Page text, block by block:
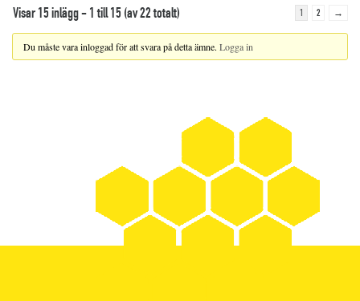
Visar 15 inlägg - 1 till 15 (av 22 totalt) 1 2 →
Du måste vara inloggad för att svara på detta ämne. Logga in